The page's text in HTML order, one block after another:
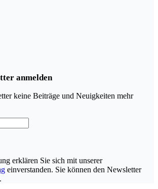
anmelden
keine Beiträge und Neuigkeiten mehr
erklären Sie sich mit unserer
einverstanden. Sie können den Newsletter